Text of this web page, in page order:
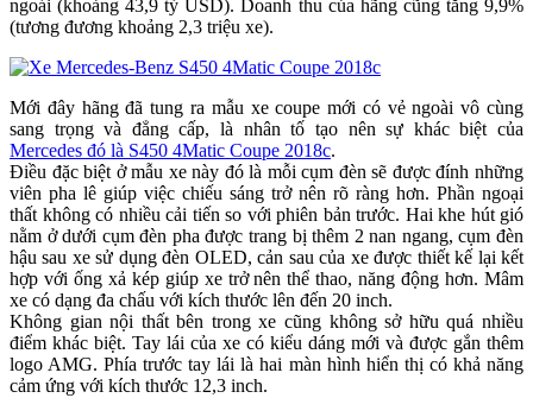
ngoái (khoảng 43,9 tỷ USD). Doanh thu của hãng cũng tăng 9,9%
(tương đương khoảng 2,3 triệu xe).
Mới đây hãng đã tung ra mẫu xe coupe mới có vẻ ngoài vô cùng
sang trọng và đẳng cấp, là nhân tố tạo nên sự khác biệt của
Mercedes đó là S450 4Matic Coupe 2018c.
Điều đặc biệt ở mẫu xe này đó là mỗi cụm đèn sẽ được đính những
viên pha lê giúp việc chiếu sáng trở nên rõ ràng hơn. Phần ngoại
thất không có nhiều cải tiến so với phiên bản trước. Hai khe hút gió
nằm ở dưới cụm đèn pha được trang bị thêm 2 nan ngang, cụm đèn
hậu sau xe sử dụng đèn OLED, cản sau của xe được thiết kế lại kết
hợp với ống xả kép giúp xe trở nên thể thao, năng động hơn. Mâm
xe có dạng đa chấu với kích thước lên đến 20 inch.
Không gian nội thất bên trong xe cũng không sở hữu quá nhiều
điểm khác biệt. Tay lái của xe có kiểu dáng mới và được gắn thêm
logo AMG. Phía trước tay lái là hai màn hình hiển thị có khả năng
cảm ứng với kích thước 12,3 inch.